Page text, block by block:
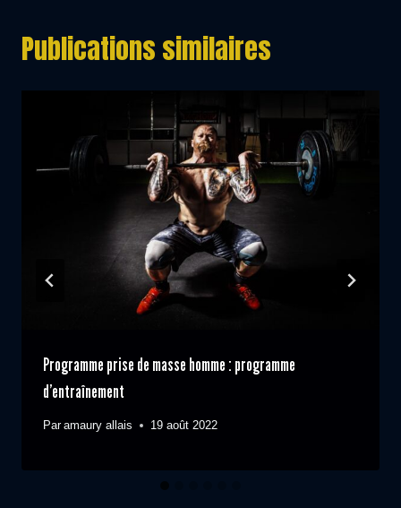
Publications similaires
Programme prise de masse homme : programme
d’entraînement
Par amaury allais 19 août 2022